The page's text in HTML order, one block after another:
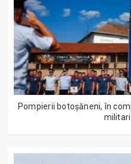
Pompierii botoșăneni, în